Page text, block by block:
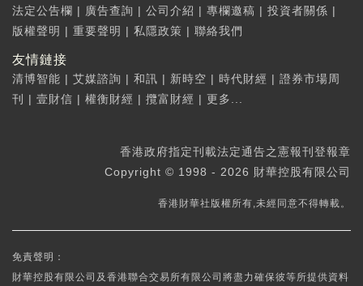
法定公告欄 | 廣告查詢 | 公司介紹 | 專欄邀稿 | 投資者關係 |
版權聲明 | 重要聲明 | 私隱政策 | 聯絡我們
友情鏈接
清博智能 | 艾媒諮詢 | 和訊 | 新時空 | 時代財經 | 證券市場周
刊
| 壹財信 | 權衡財經 | 攬富財經 | 更多...
香港政府指定刊載法定通告之憲報刊登報章
Copyright © 1998 - 2026 財華控股有限公司
香港財華社版權所有,未經同意不得轉載。
免責聲明：
財華控股有限公司及香港聯合交易所有限公司將盡力確保彼等所提供資料